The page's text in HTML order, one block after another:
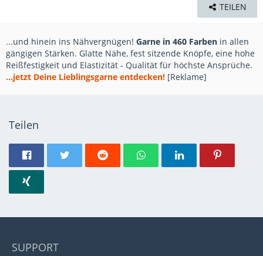
TEILEN
...und hinein ins Nähvergnügen! Garne in 460 Farben in allen
gängigen Stärken. Glatte Nähe, fest sitzende Knöpfe, eine hohe
Reißfestigkeit und Elastizität - Qualität für höchste Ansprüche.
...jetzt Deine Lieblingsgarne entdecken! [Reklame]
Teilen
SUPPORT